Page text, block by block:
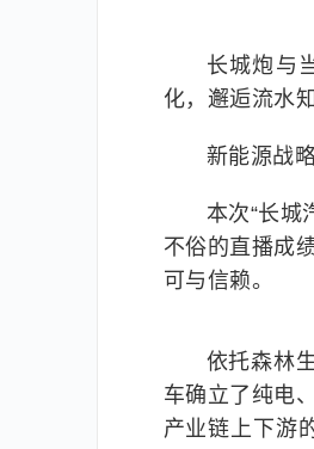
长城炮与
化，邂逅流水知
新能源战
本次“长城
不俗的直播成
可与信赖。
依托森林
车确立了纯电
产业链上下游